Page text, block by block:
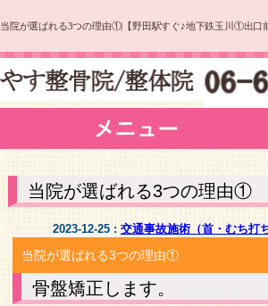
当院が選ばれる3つの理由①|【野田駅すぐ♪地下鉄玉川①出口
当院が選ばれる3つの理由①
2023-12-25 :交通事故施術（首・むち打
当院が選ばれる3つの理由①
骨盤矯正します。